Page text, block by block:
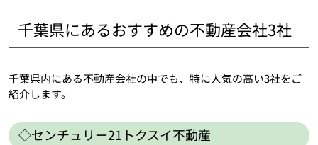
千葉県にあるおすすめの不動産会社3社
千葉県内にある不動産会社の中でも、特に人気の高い3社をご
紹介します。
◇センチュリー21トクスイ不動産